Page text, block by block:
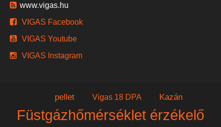
www.vigas.hu
VIGAS Facebook
VIGAS Youtube
VIGAS Instagram
pellet Vigas 18 DPA Kazán
Füstgázhőmérséklet érzékelő